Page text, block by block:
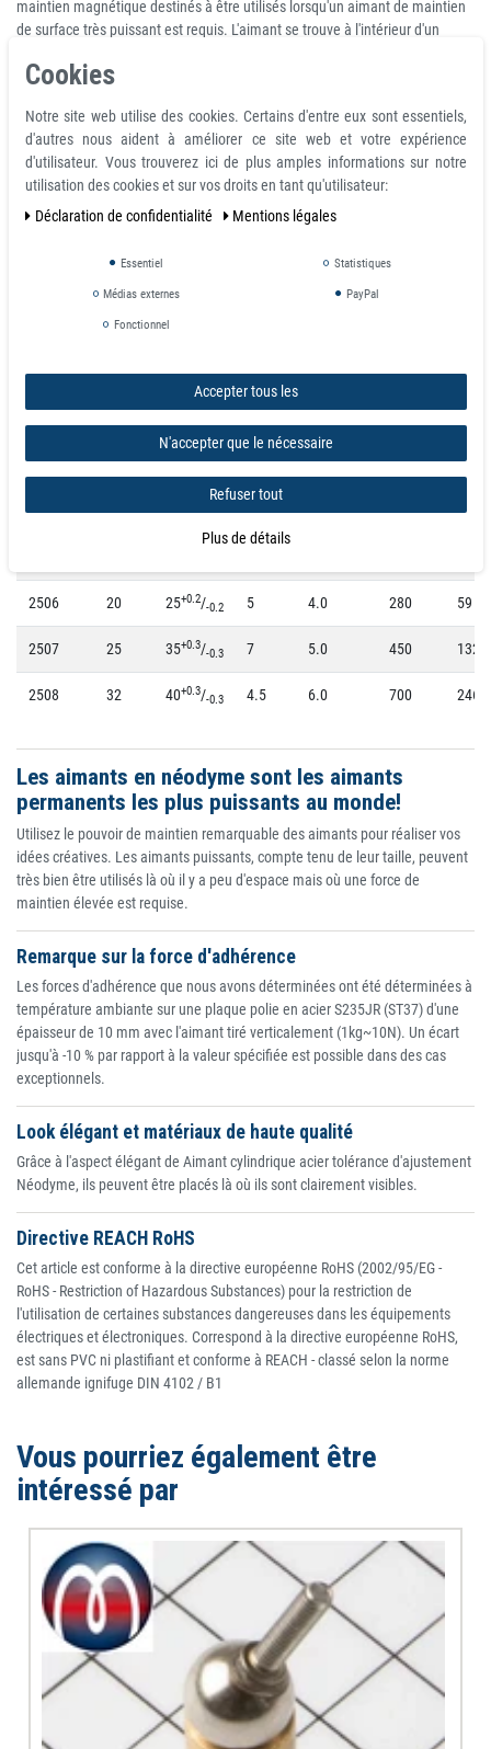
maintien magnétique destinés à être utilisés lorsqu'un aimant de maintien
de surface très puissant est requis. L'aimant se trouve à l'intérieur d'un
et protège également l'aimant des dommages.
L'une des utilisations les plus importantes des aimants est l'application de
maintien ou de préhension. Le principe de base de l'aimant de maintien ou
en pot est de diriger et de concentrer le flux des deux pôles magnétiques
vers une face active. Ceci est généralement réalisé avec des pièces
polaires en acier ou une coupelle à support en acier.
ne sont pas inoxydables et sont donc conçus pour une utilisation en
Mmm H mm
Distance
2501 6 20 /-0.2 10 1.5 10 4.5
-0.2
2503 10 20+0.2/ 8 2.0 45 12
2504 13 20 /-0.2 6 2.5 70 20
2506 20 25+0.2/-0.2 5 4.0 280 59
2507 25 35+0.3/-0.3 7 5.0 450 132
2508 32 40+0.3/-0.3 4.5 6.0 700 246
Les aimants en néodyme sont les aimants
permanents les plus puissants au monde!
Utilisez le pouvoir de maintien remarquable des aimants pour réaliser vos
idées créatives. Les aimants puissants, compte tenu de leur taille, peuvent
très bien être utilisés là où il y a peu d'espace mais où une force de
maintien élevée est requise.
Remarque sur la force d'adhérence
Les forces d'adhérence que nous avons déterminées ont été déterminées à
température ambiante sur une plaque polie en acier S235JR (ST37) d'une
épaisseur de 10 mm avec l'aimant tiré verticalement (1kg~10N). Un écart
jusqu'à -10 % par rapport à la valeur spécifiée est possible dans des cas
exceptionnels.
Look élégant et matériaux de haute qualité
Grâce à l'aspect élégant de Aimant cylindrique acier tolérance d'ajustement
Néodyme, ils peuvent être placés là où ils sont clairement visibles.
Directive REACH RoHS
Cet article est conforme à la directive européenne RoHS (2002/95/EG -
RoHS - Restriction of Hazardous Substances) pour la restriction de
l'utilisation de certaines substances dangereuses dans les équipements
électriques et électroniques. Correspond à la directive européenne RoHS,
est sans PVC ni plastifiant et conforme à REACH - classé selon la norme
allemande ignifuge DIN 4102 / B1
Vous pourriez également être
intéressé par
Cookies
Notre site web utilise des cookies. Certains d'entre eux sont essentiels,
d'autres nous aident à améliorer ce site web et votre expérience
d'utilisateur. Vous trouverez ici de plus amples informations sur notre
utilisation des cookies et sur vos droits en tant qu'utilisateur:
Déclaration de confidentialité
Mentions légales
Essentiel Statistiques
Médias externes PayPal
Fonctionnel
Accepter tous les
N'accepter que le nécessaire
Refuser tout
Plus de détails